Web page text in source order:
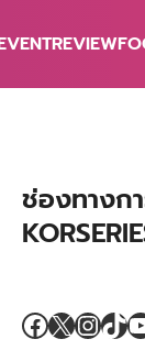
REVIEW
ช่องทางก
Facebook
X